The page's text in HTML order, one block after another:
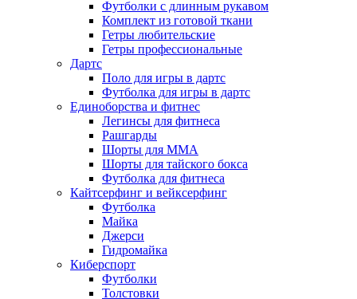
Футболки с длинным рукавом
Комплект из готовой ткани
Гетры любительские
Гетры профессиональные
Дартс
Поло для игры в дартс
Футболка для игры в дартс
Единоборства и фитнес
Легинсы для фитнеса
Рашгарды
Шорты для MMA
Шорты для тайского бокса
Футболка для фитнеса
Кайтсерфинг и вейксерфинг
Футболка
Майка
Джерси
Гидромайка
Киберспорт
Футболки
Толстовки